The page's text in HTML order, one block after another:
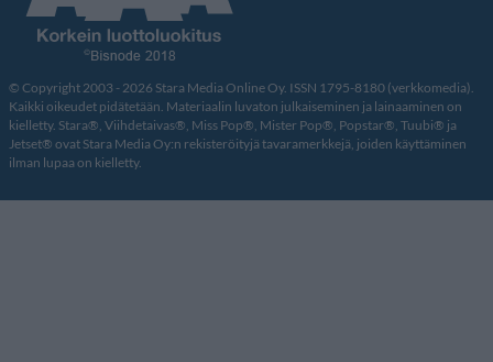
© Copyright 2003 - 2026 Stara Media Online Oy. ISSN 1795-8180 (verkkomedia).
Kaikki oikeudet pidätetään. Materiaalin luvaton julkaiseminen ja lainaaminen on
kielletty. Stara®, Viihdetaivas®, Miss Pop®, Mister Pop®, Popstar®, Tuubi® ja
Jetset® ovat Stara Media Oy:n rekisteröityjä tavaramerkkejä, joiden käyttäminen
ilman lupaa on kielletty.